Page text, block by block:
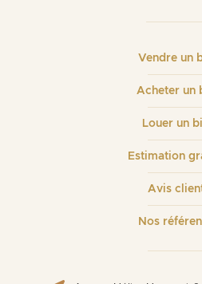
Vendre un
Acheter un
Louer un
Estimation
Avis
Nos